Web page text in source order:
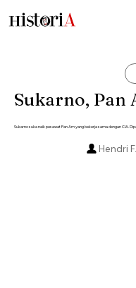
Sukarno, Pan
Sukarno suka naik pesawat Pan Am yang bekerja sama dengan CIA.
Hendri